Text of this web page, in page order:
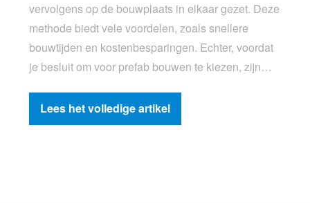
vervolgens op de bouwplaats in elkaar gezet. Deze
methode biedt vele voordelen, zoals snellere
bouwtijden en kostenbesparingen. Echter, voordat
je besluit om voor prefab bouwen te kiezen, zijn…
Lees het volledige artikel